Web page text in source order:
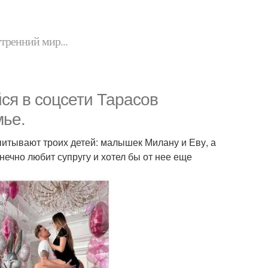
мир...
в соцсети Тарасов
троих детей: малышек Милану и Еву, а
любит супругу и хотел бы от нее еще